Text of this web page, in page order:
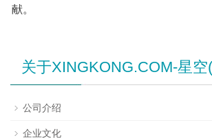
献。
关于XINGKONG.COM-星空
公司介绍
企业文化